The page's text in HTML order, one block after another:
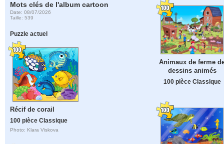
Mots clés de l'album cartoon
Date: 08/07/2026
Taille: 539
Puzzle actuel
Récif de corail
100 pièce Classique
Photo: Klara Viskova
Animaux de ferme
dessins animés
100 pièce Classique